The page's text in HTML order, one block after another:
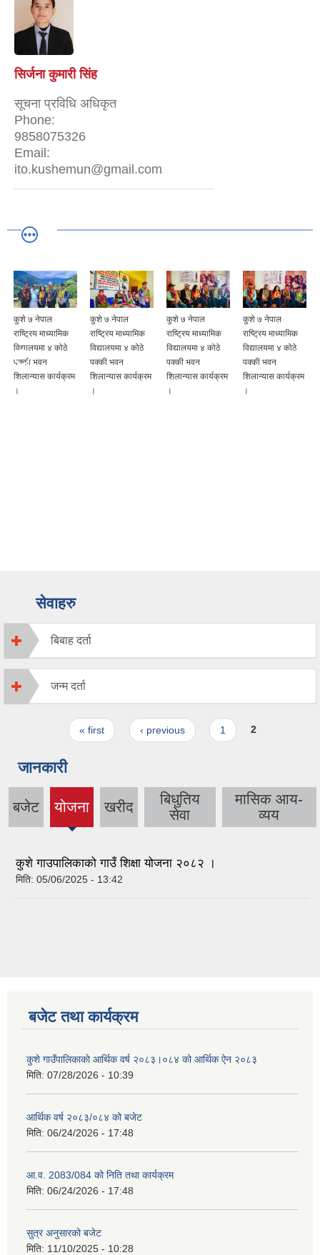
सिर्जना कुमारी सिंह
सूचना प्रविधि अधिकृत
Phone:
9858075326
Email:
ito.kushemun@gmail.com
कुशे ७ नेपाल
राष्ट्रिय माध्यामिक
विद्यालयमा ४ कोठे
पक्की भवन
शिलान्यास कार्यक्रम
।
कुशे ७ नेपाल
राष्ट्रिय माध्यामिक
विद्यालयमा ४ कोठे
पक्की भवन
शिलान्यास कार्यक्रम
।
कुशे ७ नेपाल
राष्ट्रिय माध्यामिक
विद्यालयमा ४ कोठे
पक्की भवन
शिलान्यास कार्यक्रम
।
कुशे ७ नेपाल
राष्ट्रिय माध्यामिक
विद्यालयमा ४ कोठे
पक्की भवन
शिलान्यास कार्यक्रम
।
सेवाहरु
बिबाह दर्ता
जन्म दर्ता
« first ‹ previous 1 2
जानकारी
बजेट योजना
(active
tab)
खरीद
बिधुतिय
सेवा
मासिक आय-
व्यय
कुशे गाउपालिकाको गाउँ शिक्षा योजना २०८२ ।
मिति: 05/06/2025 - 13:42
बजेट तथा कार्यक्रम
कुशे गाउँपालिकाकाे आर्थिक वर्ष २०८३।०८४ को आर्थिक ऐन २०८३
मिति: 07/28/2026 - 10:39
आर्थिक वर्ष २०८३/०८४ को बजेट
मिति: 06/24/2026 - 17:48
आ.व. 2083/084 को निति तथा कार्यक्रम
मिति: 06/24/2026 - 17:48
सुत्र अनुसारको बजेट
मिति: 11/10/2025 - 10:28